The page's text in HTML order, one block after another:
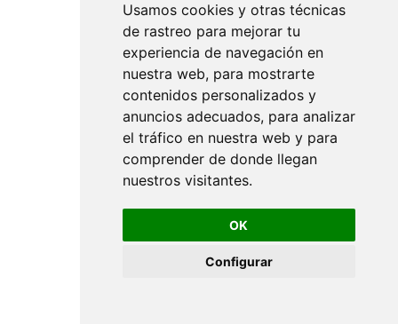
Usamos cookies y otras técnicas
de rastreo para mejorar tu
experiencia de navegación en
nuestra web, para mostrarte
contenidos personalizados y
anuncios adecuados, para analizar
el tráfico en nuestra web y para
comprender de donde llegan
nuestros visitantes.
OK
Configurar